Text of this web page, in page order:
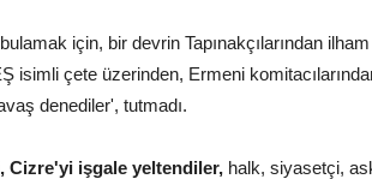
için, bir devrin Tapınakçılarından
isimli çete üzerinden, Ermeni
denediler', tutmadı.
Cizre'yi işgale yeltendiler, halk, siyasetçi,